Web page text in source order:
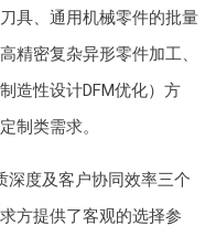
具、通用机械零件的批量
精密复杂异形零件加工、
造性设计DFM优化）方
制类需求。
深度及客户协同效率三个
方提供了客观的选择参